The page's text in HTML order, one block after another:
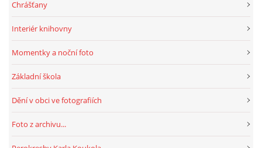
NAPSALI O NÁS....
KNIHOVNÍ ŘÁD
Chrášťany
Interiér knihovny
Momentky a noční foto
Základní škola
Dění v obci ve fotografiích
Foto z archivu...